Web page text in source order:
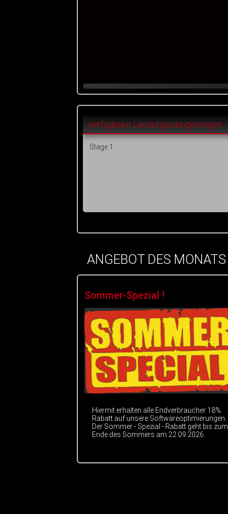
verfügbare Leistungssteigerungen
Stage 1
ANGEBOT DES MONATS
Sommer-Spezial !
Hiermit erhalten alle Endverbraucher 18%
Rabatt auf unsere Softwareoptimierungen.
Der Sommer - Spezial - Rabatt geht bis zum
Ende des Sommers am 22.09.2026.